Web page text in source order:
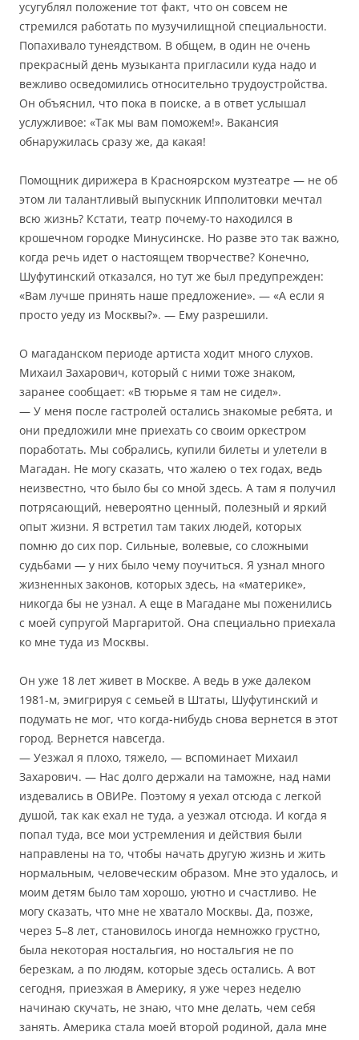
усугублял положение тот факт, что он совсем не
стремился работать по музучилищной специальности.
Попахивало тунеядством. В общем, в один не очень
прекрасный день музыканта пригласили куда надо и
вежливо осведомились относительно трудоустройства.
Он объяснил, что пока в поиске, а в ответ услышал
услужливое: «Так мы вам поможем!». Вакансия
обнаружилась сразу же, да какая!
Помощник дирижера в Красноярском музтеатре — не об
этом ли талантливый выпускник Ипполитовки мечтал
всю жизнь? Кстати, театр почему-то находился в
крошечном городке Минусинске. Но разве это так важно,
когда речь идет о настоящем творчестве? Конечно,
Шуфутинский отказался, но тут же был предупрежден:
«Вам лучше принять наше предложение». — «А если я
просто уеду из Москвы?». — Ему разрешили.
О магаданском периоде артиста ходит много слухов.
Михаил Захарович, который с ними тоже знаком,
заранее сообщает: «В тюрьме я там не сидел».
— У меня после гастролей остались знакомые ребята, и
они предложили мне приехать со своим оркестром
поработать. Мы собрались, купили билеты и улетели в
Магадан. Не могу сказать, что жалею о тех годах, ведь
неизвестно, что было бы со мной здесь. А там я получил
потрясающий, невероятно ценный, полезный и яркий
опыт жизни. Я встретил там таких людей, которых
помню до сих пор. Сильные, волевые, со сложными
судьбами — у них было чему поучиться. Я узнал много
жизненных законов, которых здесь, на «материке»,
никогда бы не узнал. А еще в Магадане мы поженились
с моей супругой Маргаритой. Она специально приехала
ко мне туда из Москвы.
Он уже 18 лет живет в Москве. А ведь в уже далеком
1981-м, эмигрируя с семьей в Штаты, Шуфутинский и
подумать не мог, что когда-нибудь снова вернется в этот
город. Вернется навсегда.
— Уезжал я плохо, тяжело, — вспоминает Михаил
Захарович. — Нас долго держали на таможне, над нами
издевались в ОВИРе. Поэтому я уехал отсюда с легкой
душой, так как ехал не туда, а уезжал отсюда. И когда я
попал туда, все мои устремления и действия были
направлены на то, чтобы начать другую жизнь и жить
нормальным, человеческим образом. Мне это удалось, и
моим детям было там хорошо, уютно и счастливо. Не
могу сказать, что мне не хватало Москвы. Да, позже,
через 5–8 лет, становилось иногда немножко грустно,
была некоторая ностальгия, но ностальгия не по
березкам, а по людям, которые здесь остались. А вот
сегодня, приезжая в Америку, я уже через неделю
начинаю скучать, не знаю, что мне делать, чем себя
занять. Америка стала моей второй родиной, дала мне